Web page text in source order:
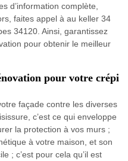
d’information complète,
faites appel à au keller 34
34120. Ainsi, garantissez
pour obtenir le meilleur
pour votre crépi
façade contre les diverses
c’est ce qui enveloppe
la protection à vos murs ;
à votre maison, et son
; c’est pour cela qu’il est